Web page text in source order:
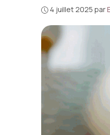
4 juillet 2025 par